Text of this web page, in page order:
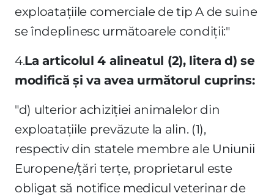
exploataţiile comerciale de tip A de suine
se îndeplinesc următoarele condiţii:"
4.La articolul 4 alineatul (2), litera d) se
modifică şi va avea următorul cuprins:
"d) ulterior achiziţiei animalelor din
exploataţiile prevăzute la alin. (1),
respectiv din statele membre ale Uniunii
Europene/ţări terţe, proprietarul este
obligat să notifice medicul veterinar de